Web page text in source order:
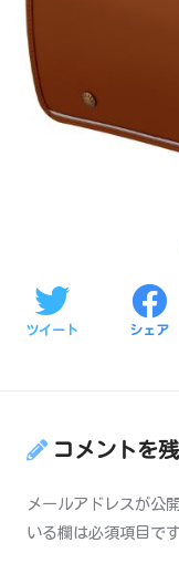
ツイート シェア
コメントを
メールアドレスが公
いる欄は必須項目で